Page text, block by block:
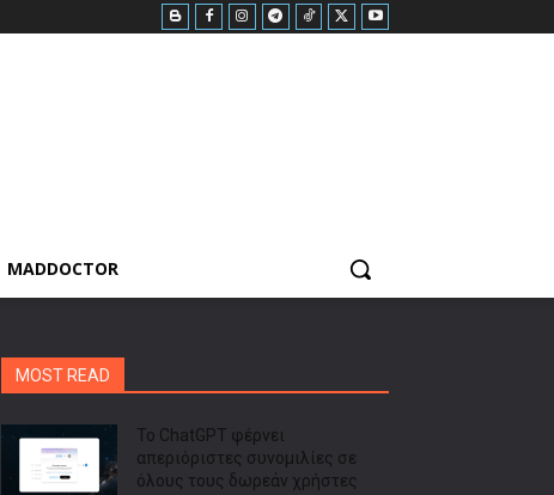
MADDOCTOR
MOST READ
Το ChatGPT φέρνει
απεριόριστες συνομιλίες σε
όλους τους δωρεάν χρήστες